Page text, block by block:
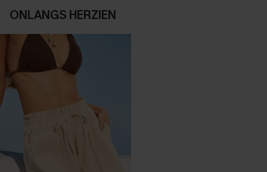
ONLANGS HERZIEN